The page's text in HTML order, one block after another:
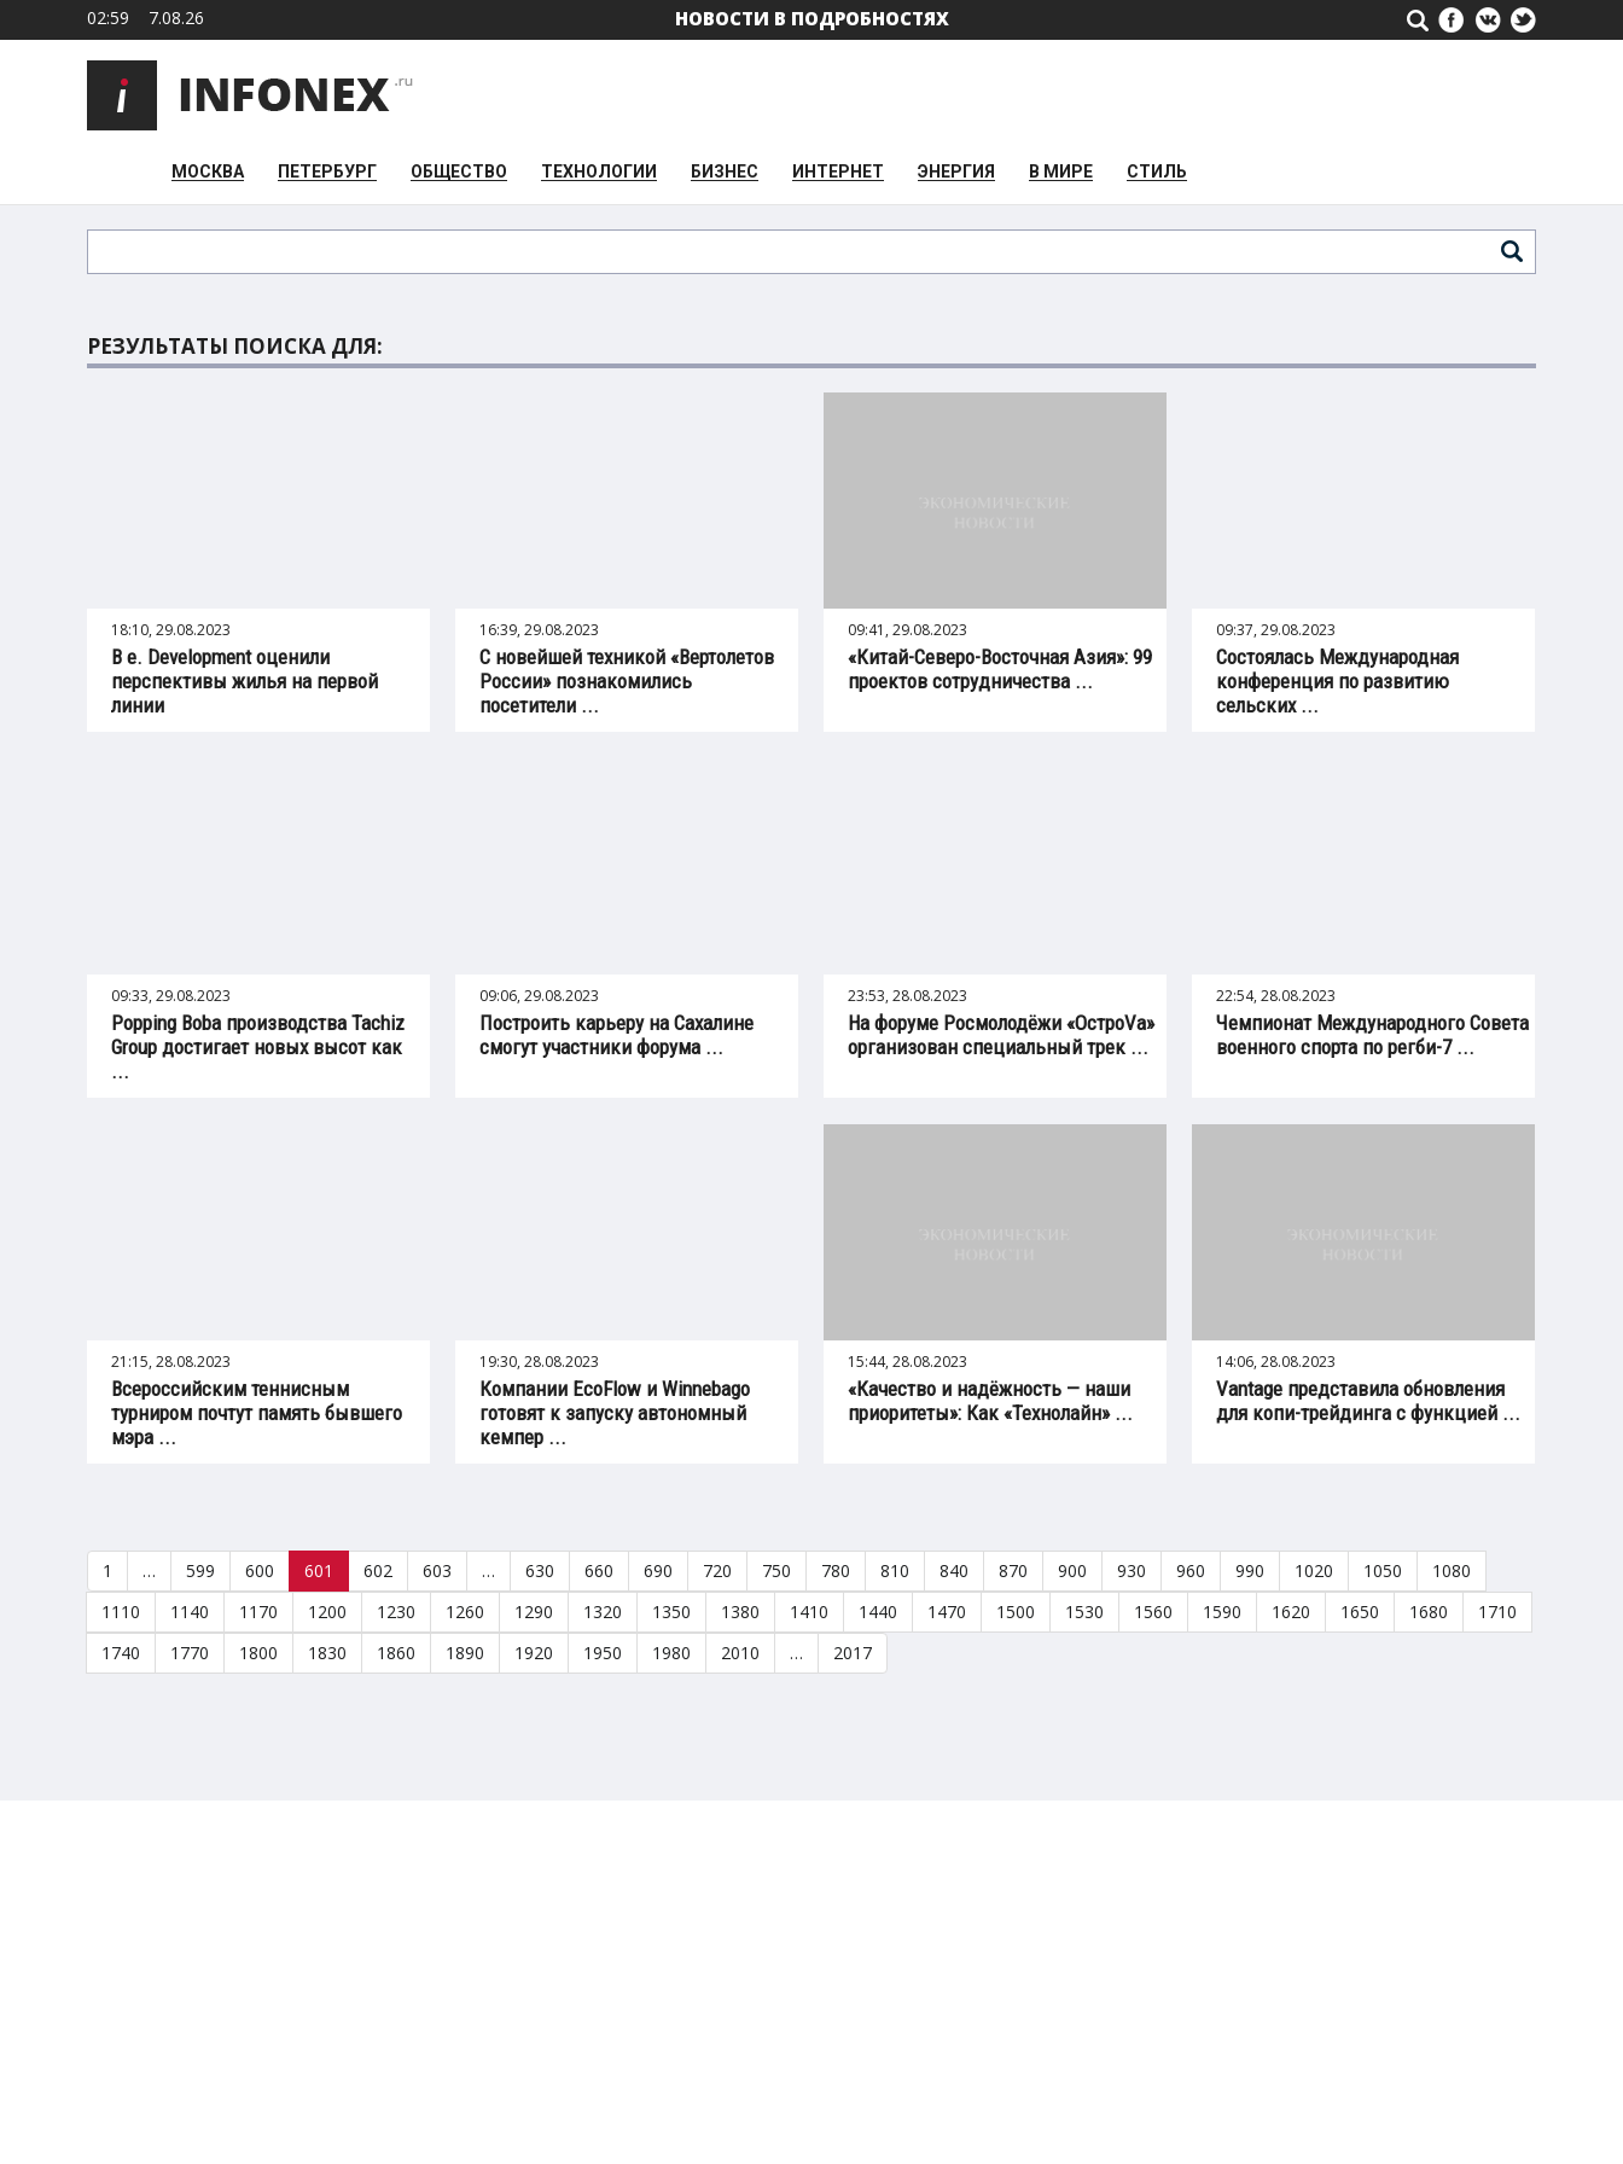
02:59 7.08.26 НОВОСТИ В ПОДРОБНОСТЯХ
МОСКВА ПЕТЕРБУРГ ОБЩЕСТВО ТЕХНОЛОГИИ БИЗНЕС ИНТЕРНЕТ ЭНЕРГИЯ В МИРЕ СТИЛЬ
РЕЗУЛЬТАТЫ ПОИСКА ДЛЯ:
18:10, 29.08.2023
В e. Development оценили
перспективы жилья на первой
линии
16:39, 29.08.2023
С новейшей техникой «Вертолетов
России» познакомились
посетители ...
09:41, 29.08.2023
«Китай-Северо-Восточная Азия»: 99
проектов сотрудничества ...
09:37, 29.08.2023
Состоялась Международная
конференция по развитию
сельских ...
09:33, 29.08.2023
Popping Boba производства Tachiz
Group достигает новых высот как
...
09:06, 29.08.2023
Построить карьеру на Сахалине
смогут участники форума ...
23:53, 28.08.2023
На форуме Росмолодёжи «ОстроVа»
организован специальный трек ...
22:54, 28.08.2023
Чемпионат Международного Совета
военного спорта по регби-7 ...
21:15, 28.08.2023
Всероссийским теннисным
турниром почтут память бывшего
мэра ...
19:30, 28.08.2023
Компании EcoFlow и Winnebago
готовят к запуску автономный
кемпер ...
15:44, 28.08.2023
«Качество и надёжность — наши
приоритеты»: Как «Технолайн» ...
14:06, 28.08.2023
Vantage представила обновления
для копи-трейдинга с функцией ...
1 … 599 600 601 602 603 … 630 660 690 720 750 780 810 840 870 900 930 960 990 1020 1050
1080
1110
1140 1170 1200 1230 1260 1290 1320 1350 1380 1410 1440 1470 1500 1530 1560 1590 1620 1650 1680
1710
1740
1770 1800 1830 1860 1890 1920 1950 1980 2010 … 2017